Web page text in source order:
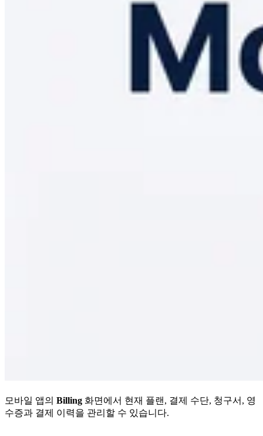
모바일 앱의 Billing 화면에서 현재 플랜, 결제 수단, 청구서, 영
수증과 결제 이력을 관리할 수 있습니다.